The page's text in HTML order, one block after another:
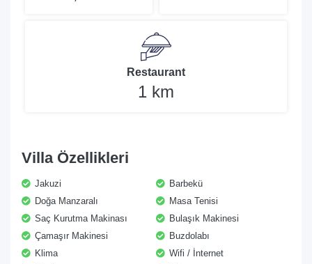
Restaurant
1 km
Villa Özellikleri
Jakuzi
Barbekü
Doğa Manzaralı
Masa Tenisi
Saç Kurutma Makinası
Bulaşık Makinesi
Çamaşır Makinesi
Buzdolabı
Klima
Wifi / İnternet